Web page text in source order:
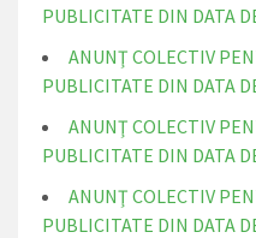
PUBLICITATE DIN DATA
ANUNŢ COLECTIV
PUBLICITATE DIN DATA
ANUNŢ COLECTIV
PUBLICITATE DIN DATA
ANUNŢ COLECTIV
PUBLICITATE DIN DATA